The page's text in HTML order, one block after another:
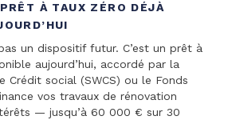
À TAUX ZÉRO DÉJÀ
un dispositif futur. C’est un prêt à
aujourd’hui, accordé par la
Crédit social (SWCS) ou le Fonds
vos travaux de rénovation
— jusqu’à 60 000 € sur 30